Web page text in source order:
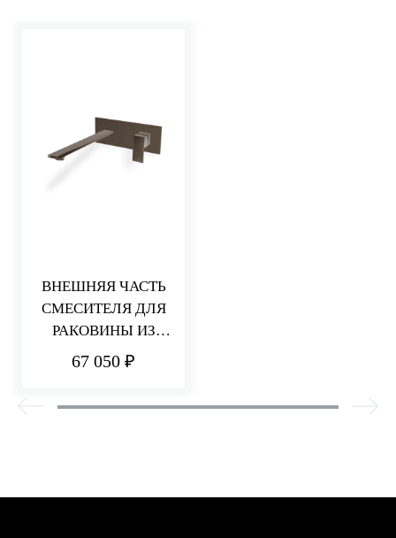
ВНЕШНЯЯ ЧАСТЬ
СМЕСИТЕЛЯ ДЛЯ
РАКОВИНЫ ИЗ
СТЕНЫ 220 ММ Q30
67 050 ₽